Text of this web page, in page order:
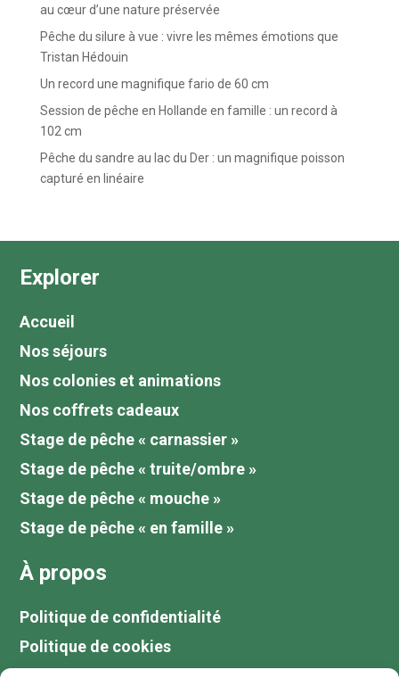
au cœur d’une nature préservée
Pêche du silure à vue : vivre les mêmes émotions que
Tristan Hédouin
Un record une magnifique fario de 60 cm
Session de pêche en Hollande en famille : un record à
102 cm
Pêche du sandre au lac du Der : un magnifique poisson
capturé en linéaire
Explorer
Accueil
Nos séjours
Nos colonies et animations
Nos coffrets cadeaux
Stage de pêche « carnassier »
Stage de pêche « truite/ombre »
Stage de pêche « mouche »
Stage de pêche « en famille »
À propos
Politique de confidentialité
Politique de cookies